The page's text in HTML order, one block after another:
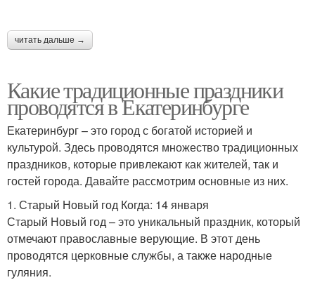
читать дальше →
Какие традиционные праздники
проводятся в Екатеринбурге
Екатеринбург – это город с богатой историей и
культурой. Здесь проводятся множество традиционных
праздников, которые привлекают как жителей, так и
гостей города. Давайте рассмотрим основные из них.
1. Старый Новый год Когда: 14 января
Старый Новый год – это уникальный праздник, который
отмечают православные верующие. В этот день
проводятся церковные службы, а также народные
гуляния.